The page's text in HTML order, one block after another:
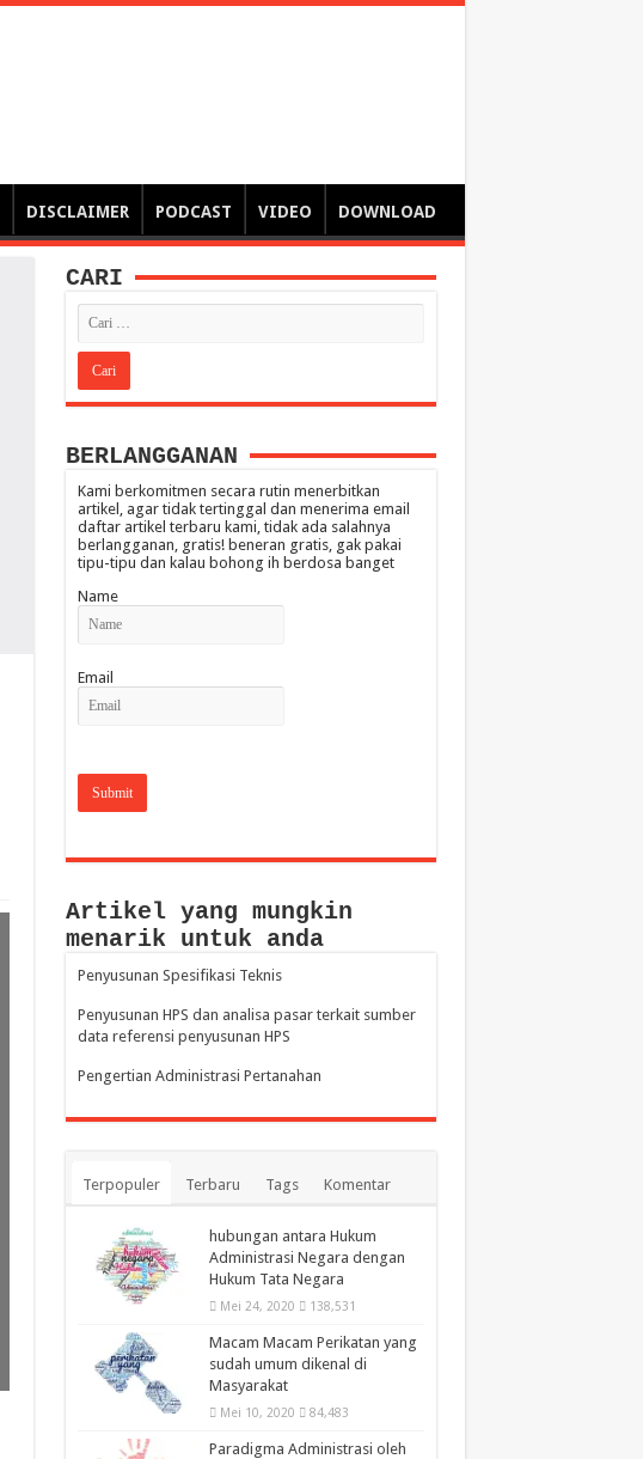
DISCLAIMER PODCAST VIDEO DOWNLOAD
CARI
BERLANGGANAN
Kami berkomitmen secara rutin menerbitkan
artikel, agar tidak tertinggal dan menerima email
daftar artikel terbaru kami, tidak ada salahnya
berlangganan, gratis! beneran gratis, gak pakai
tipu-tipu dan kalau bohong ih berdosa banget
Name
Email
Artikel yang mungkin
menarik untuk anda
Penyusunan Spesifikasi Teknis
Penyusunan HPS dan analisa pasar terkait sumber
data referensi penyusunan HPS
Pengertian Administrasi Pertanahan
Terpopuler Terbaru Tags Komentar
hubungan antara Hukum
Administrasi Negara dengan
Hukum Tata Negara
Mei 24, 2020 138,531
Macam Macam Perikatan yang
sudah umum dikenal di
Masyarakat
Mei 10, 2020 84,483
Paradigma Administrasi oleh